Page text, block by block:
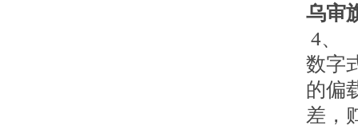
乌审
4、
数字
的偏
差，